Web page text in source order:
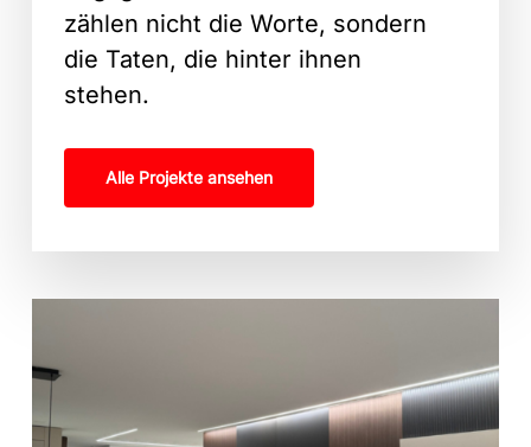
zählen nicht die Worte, sondern
die Taten, die hinter ihnen
stehen.
Alle Projekte ansehen